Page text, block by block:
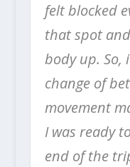
felt blocked
that spot
body up. So,
change of
movement
I was ready
end of the